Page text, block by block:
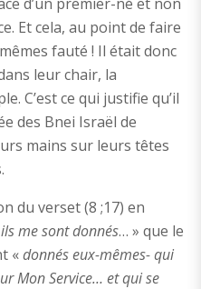
Et cela, au point de faire
fauté ! Il était donc
leur chair, la
C’est ce qui justifie qu’il
des Bnei Israël de
mains sur leurs têtes
du verset (8 ;17) en
me sont donnés… » que le
«donnés eux-mêmes- qui
Mon Service… et qui se